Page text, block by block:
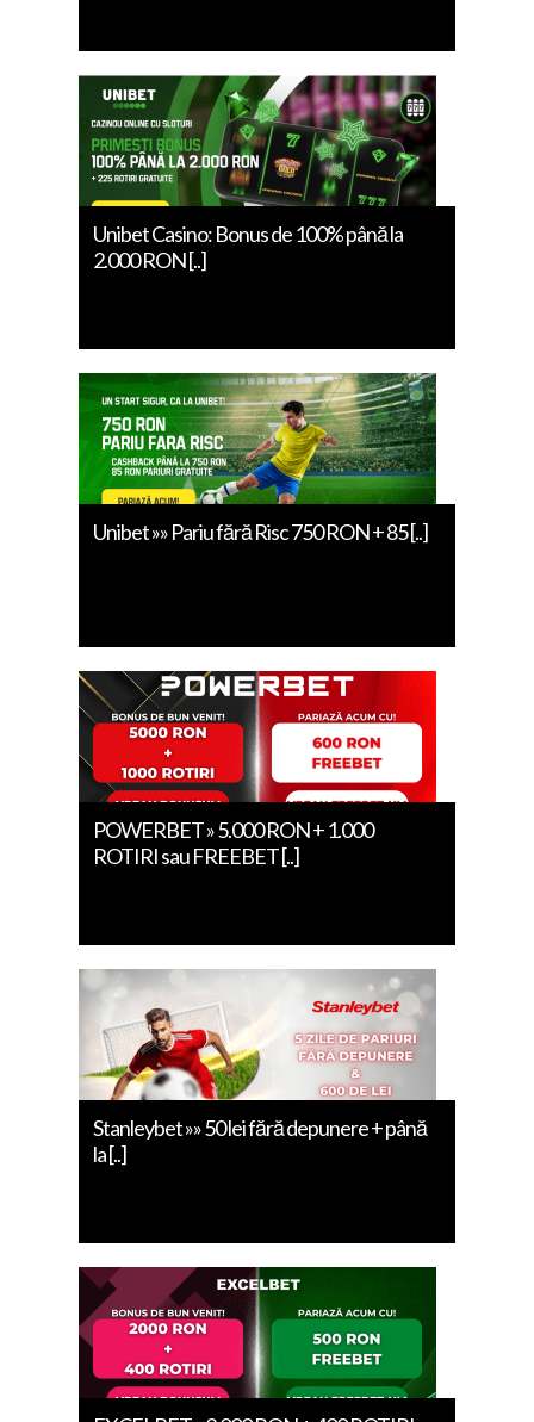
Unibet Casino: Bonus de 100% până la
2.000 RON [..]
Unibet »» Pariu fără Risc 750 RON + 85 [..]
POWERBET » 5.000 RON + 1.000
ROTIRI sau FREEBET [..]
Stanleybet »» 50 lei fără depunere + până
la [..]